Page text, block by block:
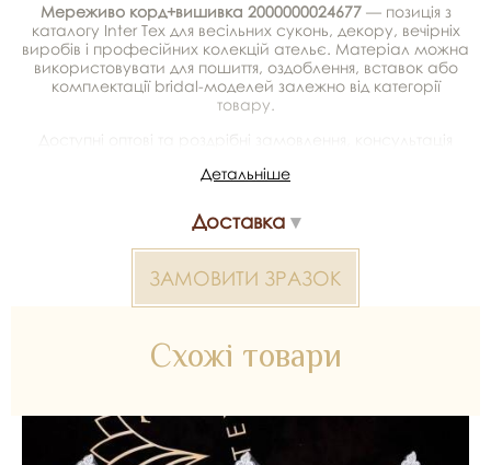
Мереживо корд+вишивка 2000000024677— позиція з
каталогу Inter Tex для весільних суконь, декору, вечірніх
виробів і професійних колекцій ательє. Матеріал можна
використовувати для пошиття, оздоблення, вставок або
комплектації bridal-моделей залежно від категорії
товару.
Доступні оптові та роздрібні замовлення, консультація
Артикул/SKU: 355078.
Мереживо корд+вишивка 2000000024677 — матеріал для
Детальніше
Доставка
ЗАМОВИТИ ЗРАЗОК
Схожі товари